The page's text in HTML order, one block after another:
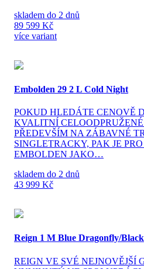
skladem do 2 dnů
89 599 Kč
více variant
Embolden 29 2 L Cold Night
POKUD HLEDÁTE CENOVĚ
KVALITNÍ
PŘEDEVŠÍM NA ZÁBAVNÉ
SINGLETRACKY, PAK JE
EMBOLDEN JAKO…
skladem do 2 dnů
43 999 Kč
Reign 1 M Blue Dragonfly/Black
REIGN VE SVÉ NEJNOVĚJŠÍ